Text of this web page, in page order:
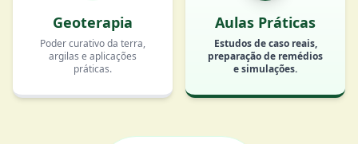
Geoterapia
Poder curativo da terra,
argilas e aplicações
práticas.
Aulas Práticas
Estudos de caso reais,
preparação de remédios
e simulações.